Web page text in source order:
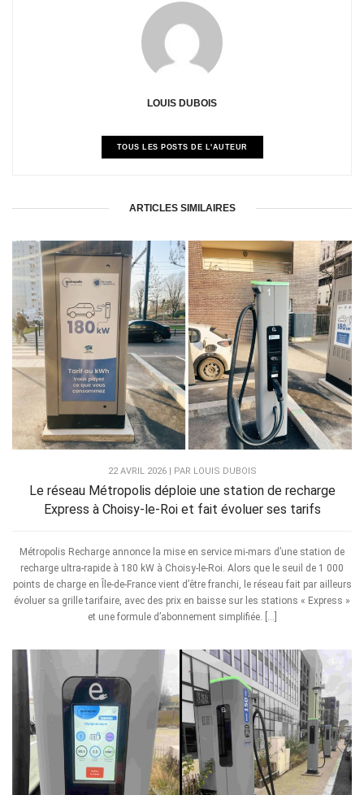
LOUIS DUBOIS
TOUS LES POSTS DE L'AUTEUR
ARTICLES SIMILAIRES
22 AVRIL 2026 | PAR LOUIS DUBOIS
Le réseau Métropolis déploie une station de recharge
Express à Choisy-le-Roi et fait évoluer ses tarifs
Métropolis Recharge annonce la mise en service mi-mars d’une station de
recharge ultra-rapide à 180 kW à Choisy-le-Roi. Alors que le seuil de 1 000
points de charge en Île-de-France vient d’être franchi, le réseau fait par ailleurs
évoluer sa grille tarifaire, avec des prix en baisse sur les stations « Express »
et une formule d’abonnement simplifiée. […]